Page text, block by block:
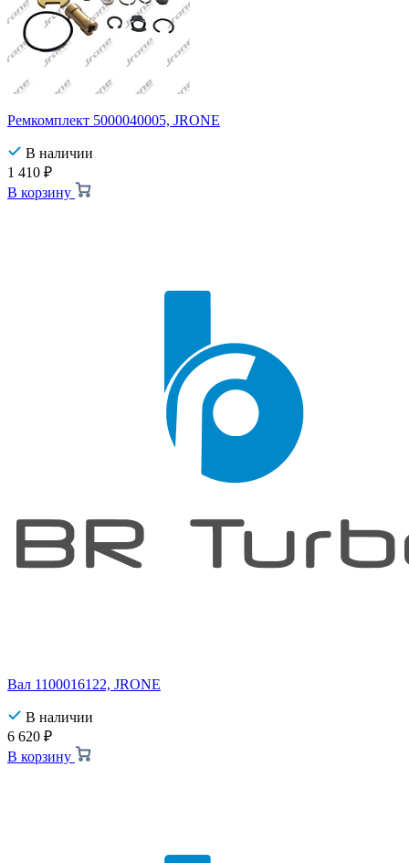
Ремкомплект 5000040005, JRONE
В наличии
1 410 ₽
В корзину
Вал 1100016122, JRONE
В наличии
6 620 ₽
В корзину